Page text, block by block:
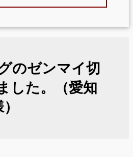
のゼンマイ切
した。（愛知